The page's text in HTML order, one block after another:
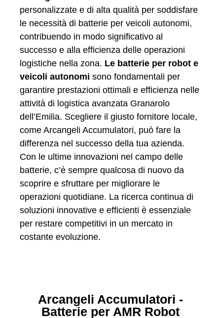
personalizzate e di alta qualità per soddisfare
le necessità di batterie per veicoli autonomi,
contribuendo in modo significativo al
successo e alla efficienza delle operazioni
logistiche nella zona. Le batterie per robot e
veicoli autonomi sono fondamentali per
garantire prestazioni ottimali e efficienza nelle
attività di logistica avanzata Granarolo
dell’Emilia. Scegliere il giusto fornitore locale,
come Arcangeli Accumulatori, può fare la
differenza nel successo della tua azienda.
Con le ultime innovazioni nel campo delle
batterie, c’è sempre qualcosa di nuovo da
scoprire e sfruttare per migliorare le
operazioni quotidiane. La ricerca continua di
soluzioni innovative e efficienti è essenziale
per restare competitivi in un mercato in
costante evoluzione.
Arcangeli Accumulatori -
Batterie per AMR Robot